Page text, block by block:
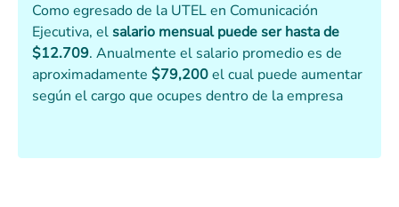
Como egresado de la UTEL en Comunicación
Ejecutiva, elsalario mensual puede ser hasta de
$12.709. Anualmente el salario promedio es de
aproximadamente $79,200el cual puede aumentar
según el cargo que ocupes dentro de la empresa